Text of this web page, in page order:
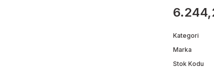
Kategori
Marka
Stok Kodu